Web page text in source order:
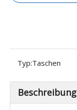
Typ:Taschen
Beschreibung